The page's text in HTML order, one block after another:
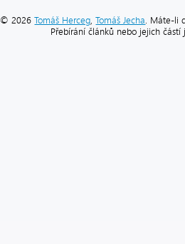
© 2026Tomáš Herceg,Tomáš Jecha. Máte-li
Přebírání článků nebo jejich